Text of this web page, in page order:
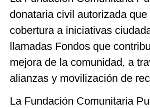
donataria civil autorizada que
cobertura a iniciativas
llamadas Fondos que
mejora de la comunidad, a
alianzas y movilización de
La Fundación Comunitaria